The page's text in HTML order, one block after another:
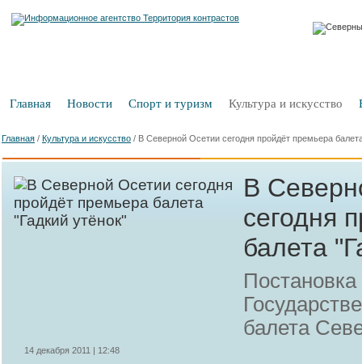
Главная Новости Спорт и туризм Культура и искусство
Главная / Культура и искусство / В Северной Осетии сегодня пройдёт премьера
В
сегодня
балета
Постановка
балета
14 декабря 2011 | 12:48